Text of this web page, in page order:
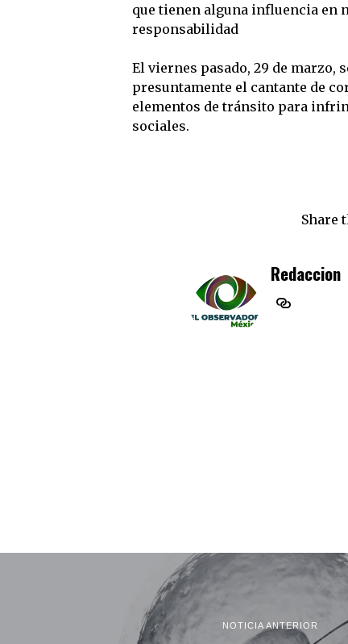
que tienen alguna influencia en
responsabilidad
El viernes pasado, 29 de marzo,
presuntamente el cantante de
elementos de tránsito para
sociales.
Share
Redaccion
NOTICIA ANTERIOR